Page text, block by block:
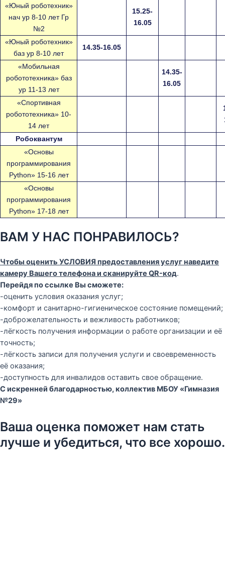
«Юный роботехник»
нач ур 8-10 лет Гр
№2
15.25-
16.05
«Юный роботехник»
баз ур 8-10 лет
14.35-16.05
«Мобильная
робототехника» баз
ур 11-13 лет
14.35-
16.05
«Спортивная
робототехника» 10-
14 лет
Робоквантум
«Основы
программирования
Python» 15-16 лет
«Основы
программирования
Python» 17-18 лет
ВАМ У НАС ПОНРАВИЛОСЬ?
Чтобы оценить УСЛОВИЯ предоставления услуг наведите
камеру Вашего телефона и сканируйте QR-код.
Перейдя по ссылке Вы сможете:
-оценить условия оказания услуг;
-комфорт и санитарно-гигиеническое состояние помещений;
-доброжелательность и вежливость работников;
-лёгкость получения информации о работе организации и её
точность;
-лёгкость записи для получения услуги и своевременность
её оказания;
-доступность для инвалидов оставить свое обращение.
С искренней благодарностью, коллектив МБОУ «Гимназия
№29»
Ваша оценка поможет нам стать
лучше и убедиться, что все хорошо.